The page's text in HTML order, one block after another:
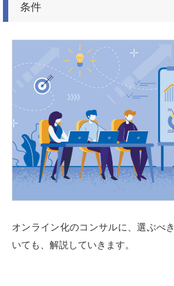
条件
オンライン化のコンサルに、選ぶべ
いても、解説していきます。